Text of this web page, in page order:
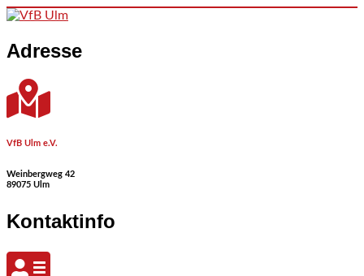
Skip to content
Adresse
VfB Ulm e.V.
Weinbergweg 42
89075 Ulm
Kontaktinfo